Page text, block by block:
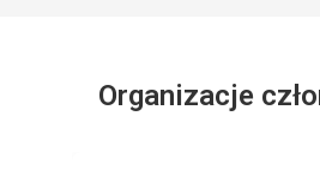
Organizacje